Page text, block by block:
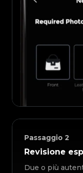
Passaggio 2
Revisione
Due o più